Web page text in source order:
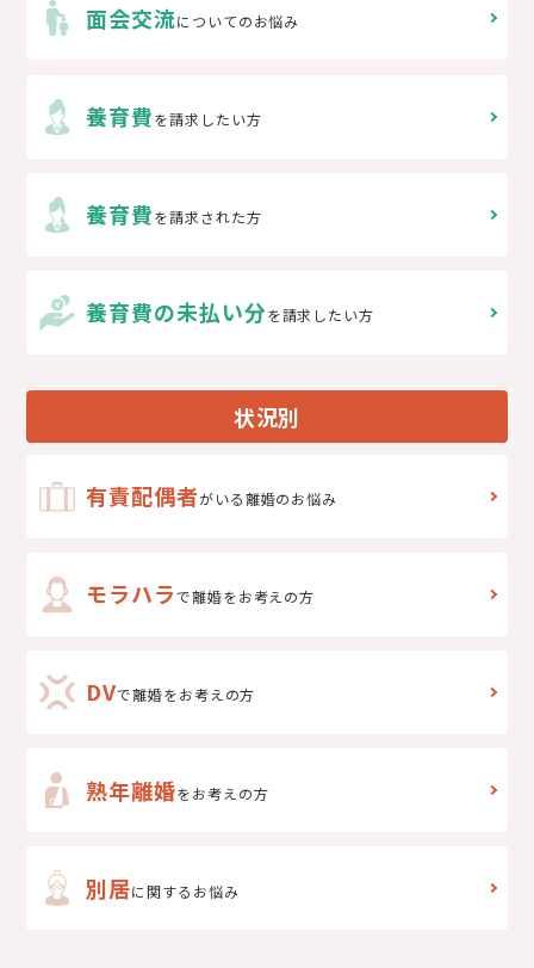
面会交流についてのお悩み
養育費を請求したい方
養育費を請求された方
養育費の未払い分を請求したい方
状況別
有責配偶者がいる離婚のお悩み
モラハラで離婚をお考えの方
DVで離婚をお考えの方
熟年離婚をお考えの方
別居に関するお悩み